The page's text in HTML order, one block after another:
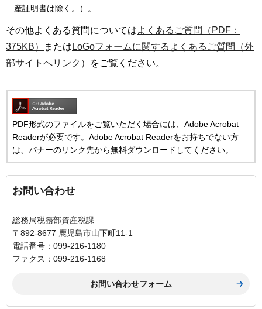
産証明書は除く。）。
その他よくある質問についてはよくあるご質問（PDF：
375KB）
または LoGoフォームに関するよくあるご質問（外
部サイトへリンク）
をご覧ください。
PDF形式のファイルをご覧いただく場合には、Adobe Acrobat
Readerが必要です。Adobe Acrobat Readerをお持ちでない方
は、バナーのリンク先から無料ダウンロードしてください。
お問い合わせ
総務局税務部資産税課
〒892-8677 鹿児島市山下町11-1
電話番号：099-216-1180
ファクス：099-216-1168